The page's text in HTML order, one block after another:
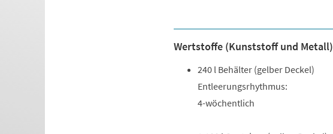
Wertstoffe (Kunststoff und Metall)
240 l Behälter (gelber Deckel)
Entleerungsrhythmus:
4-wöchentlich